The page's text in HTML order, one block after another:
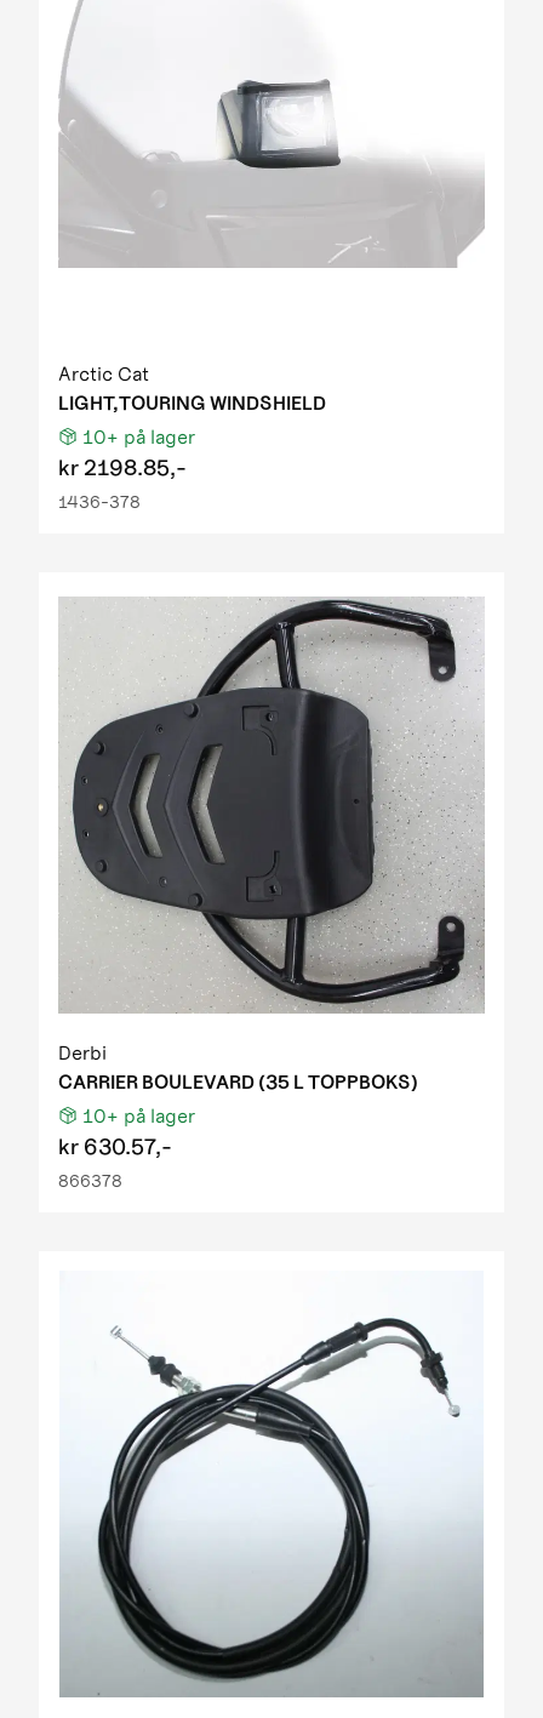
Arctic Cat
LIGHT,TOURING WINDSHIELD
10+ på lager
kr 2198.85,-
1436-378
Derbi
CARRIER BOULEVARD (35 L TOPPBOKS)
10+ på lager
kr 630.57,-
866378